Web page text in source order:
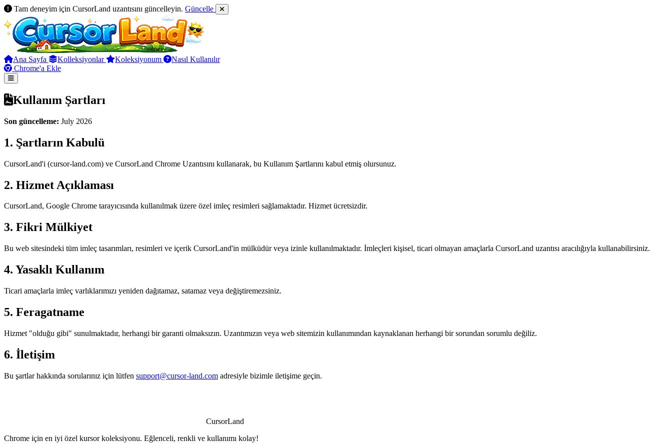
Tam deneyim için CursorLand uzantısını güncelleyin. Güncelle
Ana Sayfa Kolleksiyonlar Koleksiyonum
Nasıl Kullanılır
Chrome'a Ekle
Kullanım Şartları
Son güncelleme: July 2026
1. Şartların Kabulü
CursorLand'i (cursor-land.com) ve CursorLand Chrome Uzantısını kullanarak, bu Kullanım Şartlarını kabul etmiş olursunuz.
2. Hizmet Açıklaması
CursorLand, Google Chrome tarayıcısında kullanılmak üzere özel imleç resimleri sağlamaktadır. Hizmet ücretsizdir.
3. Fikri Mülkiyet
Bu web sitesindeki tüm imleç tasarımları, resimleri ve içerik CursorLand'in mülküdür veya izinle kullanılmaktadır. İmleçleri kişisel, ticari olmayan amaçlarla CursorLand uzantısı aracılığıyla kullanabilirsiniz.
4. Yasaklı Kullanım
Ticari amaçlarla imleç varlıklarımızı yeniden dağıtamaz, satamaz veya değiştiremezsiniz.
5. Feragatname
Hizmet "olduğu gibi" sunulmaktadır, herhangi bir garanti olmaksızın. Uzantımızın veya web sitemizin kullanımından kaynaklanan herhangi bir sorundan sorumlu değiliz.
6. İletişim
Bu şartlar hakkında sorularınız için lütfen support@cursor-land.com adresiyle bizimle iletişime geçin.
CursorLand
Chrome için en iyi özel kursor koleksiyonu. Eğlenceli, renkli ve kullanımı kolay!